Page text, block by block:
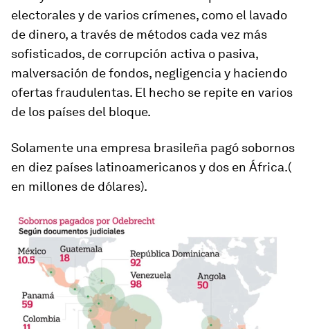
electorales y de varios crímenes, como el lavado
de dinero, a través de métodos cada vez más
sofisticados, de corrupción activa o pasiva,
malversación de fondos, negligencia y haciendo
ofertas fraudulentas. El hecho se repite en varios
de los países del bloque.
Solamente una empresa brasileña pagó sobornos
en diez países latinoamericanos y dos en África.(
en millones de dólares).